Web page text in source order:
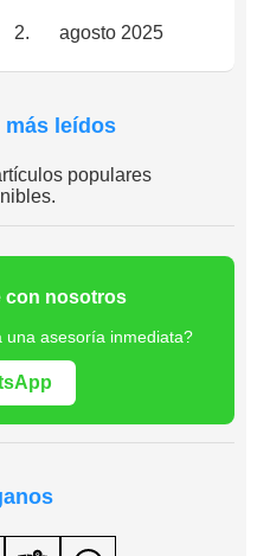
agosto 2025
leídos
populares
con nosotros
una asesoría inmediata?